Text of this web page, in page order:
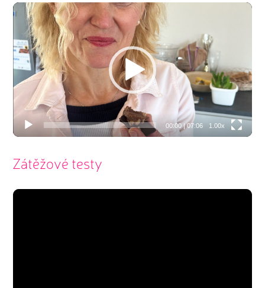
Video
přehrávač
00:00|07:06 1.00x
Zátěžové testy
Video